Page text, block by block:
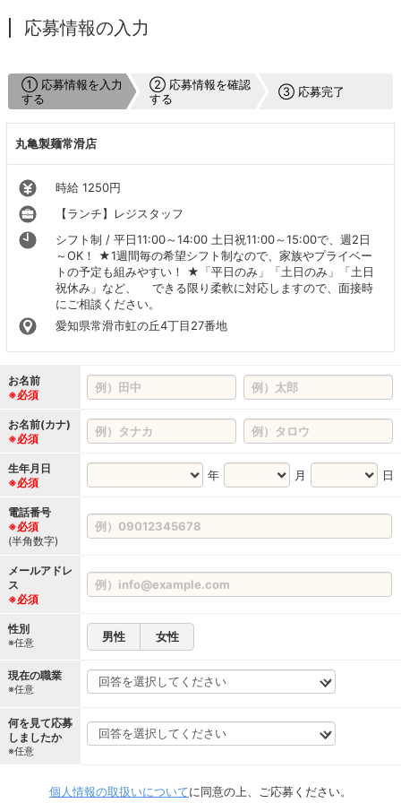
応募情報の入力
① 応募情報を入力
する
② 応募情報を確認
する
③ 応募完了
丸亀製麺常滑店
時給 1250円
【ランチ】レジスタッフ
シフト制 / 平日11:00～14:00 土日祝11:00～15:00で、週2日
～OK！ ★1週間毎の希望シフト制なので、家族やプライベー
トの予定も組みやすい！ ★「平日のみ」「土日のみ」「土日
祝休み」など、 できる限り柔軟に対応しますので、面接時
にご相談ください。
愛知県常滑市虹の丘4丁目27番地
お名前
※必須
お名前(カナ)
※必須
生年月日
※必須
年 月 日
電話番号
※必須
(半角数字)
メールアドレ
ス
※必須
性別
※任意 男性 女性
現在の職業
※任意
何を見て応募
しましたか
※任意
個人情報の取扱いについてに同意の上、ご応募ください。